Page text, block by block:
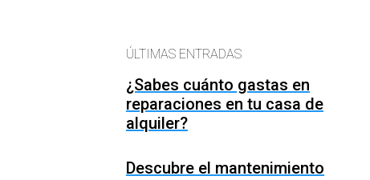
ÚLTIMAS ENTRADAS
¿Sabes cuánto gastas en
reparaciones en tu casa de
alquiler?
Descubre el mantenimiento